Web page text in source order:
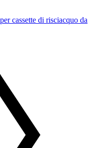
cassette di risciacquo da